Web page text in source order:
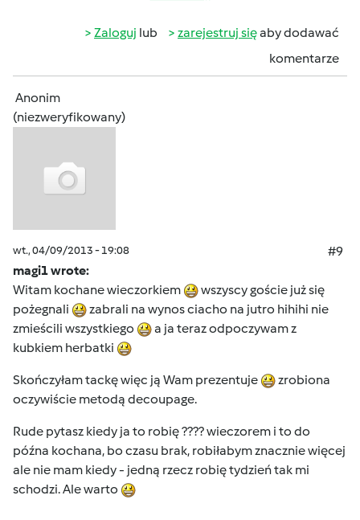
Zaloguj lub zarejestruj sięaby dodawać
komentarze
Anonim
(niezweryfikowany)
wt., 04/09/2013 - 19:08
#9
magi1 wrote:
Witam kochane wieczorkiem
wszyscy goście już się
pożegnali
zabrali na wynos ciacho na jutro hihihi nie
zmieścili wszystkiego
a ja teraz odpoczywam z
kubkiem herbatki
Skończyłam tackę więc ją Wam prezentuje
zrobiona
oczywiście metodą decoupage.
Rude pytasz kiedy ja to robię ???? wieczorem i to do
późna kochana, bo czasu brak, robiłabym znacznie więcej
ale nie mam kiedy - jedną rzecz robię tydzień tak mi
schodzi. Ale warto